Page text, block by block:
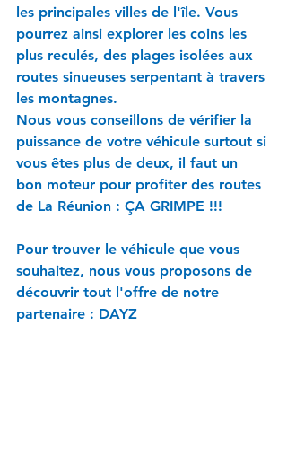
les principales villes de l'île. Vous
pourrez ainsi explorer les coins les
plus reculés, des plages isolées aux
routes sinueuses serpentant à travers
les montagnes.
Nous vous conseillons de vérifier la
puissance de votre véhicule surtout si
vous êtes plus de deux, il faut un
bon moteur pour profiter des routes
de La Réunion : ÇA GRIMPE !!!
Pour trouver le véhicule que vous
souhaitez, nous vous proposons de
découvrir tout l'offre de notre
partenaire : DAYZ